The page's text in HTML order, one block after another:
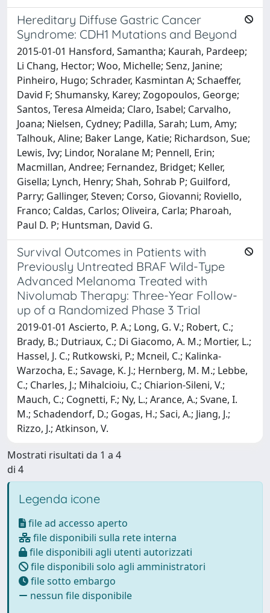
Hereditary Diffuse Gastric Cancer
Syndrome: CDH1 Mutations and Beyond
2015-01-01 Hansford, Samantha; Kaurah, Pardeep;
Li Chang, Hector; Woo, Michelle; Senz, Janine;
Pinheiro, Hugo; Schrader, Kasmintan A; Schaeffer,
David F; Shumansky, Karey; Zogopoulos, George;
Santos, Teresa Almeida; Claro, Isabel; Carvalho,
Joana; Nielsen, Cydney; Padilla, Sarah; Lum, Amy;
Talhouk, Aline; Baker Lange, Katie; Richardson, Sue;
Lewis, Ivy; Lindor, Noralane M; Pennell, Erin;
Macmillan, Andree; Fernandez, Bridget; Keller,
Gisella; Lynch, Henry; Shah, Sohrab P; Guilford,
Parry; Gallinger, Steven; Corso, Giovanni; Roviello,
Franco; Caldas, Carlos; Oliveira, Carla; Pharoah,
Paul D. P; Huntsman, David G.
Survival Outcomes in Patients with
Previously Untreated BRAF Wild-Type
Advanced Melanoma Treated with
Nivolumab Therapy: Three-Year Follow-
up of a Randomized Phase 3 Trial
2019-01-01 Ascierto, P. A.; Long, G. V.; Robert, C.;
Brady, B.; Dutriaux, C.; Di Giacomo, A. M.; Mortier, L.;
Hassel, J. C.; Rutkowski, P.; Mcneil, C.; Kalinka-
Warzocha, E.; Savage, K. J.; Hernberg, M. M.; Lebbe,
C.; Charles, J.; Mihalcioiu, C.; Chiarion-Sileni, V.;
Mauch, C.; Cognetti, F.; Ny, L.; Arance, A.; Svane, I.
M.; Schadendorf, D.; Gogas, H.; Saci, A.; Jiang, J.;
Rizzo, J.; Atkinson, V.
Mostrati risultati da 1 a 4
di 4
Legenda icone
file ad accesso aperto
file disponibili sulla rete interna
file disponibili agli utenti autorizzati
file disponibili solo agli amministratori
file sotto embargo
nessun file disponibile